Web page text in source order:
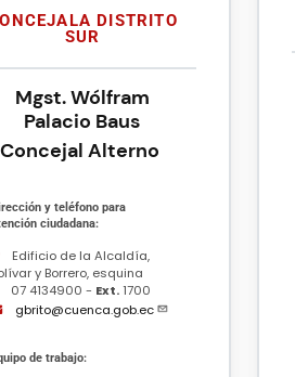
DISTRITO
SUR
Mgst. Wólfram
Palacio Baus
Concejal Alterno
y teléfono para
ciudadana:
Edificio de la Alcaldía,
y Borrero, esquina
07 4134900 - Ext.1700
gbrito@cuenca.gob.ec
de trabajo: